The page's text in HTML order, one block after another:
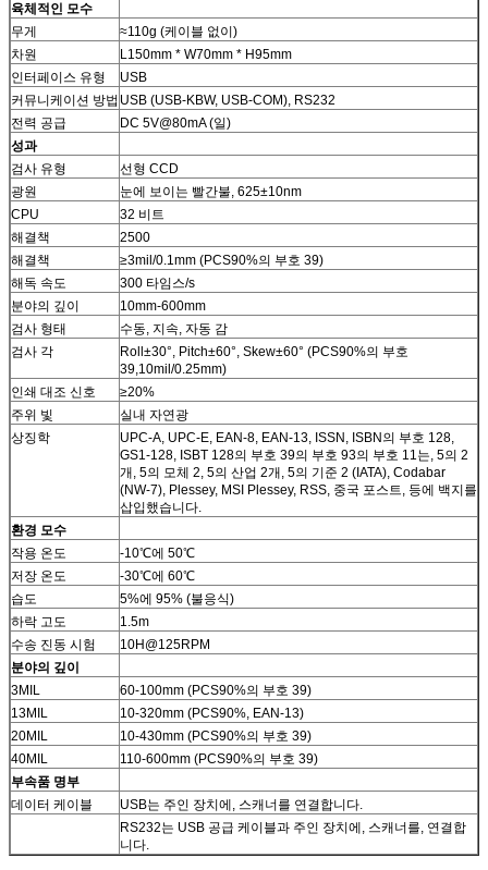
육체적인 모수
무게
≈110g (케이블 없이)
차원
L150mm * W70mm * H95mm
인터페이스 유형
USB
커뮤니케이션 방법 USB (USB-KBW, USB-COM), RS232
전력 공급
DC 5V@80mA (일)
성과
검사 유형
선형 CCD
광원
눈에 보이는 빨간불, 625±10nm
CPU
32 비트
해결책
2500
해결책
≥3mil/0.1mm (PCS90%의 부호 39)
해독 속도
300 타임스/s
분야의 깊이
10mm-600mm
검사 형태
수동, 지속, 자동 감
검사 각
Roll±30°, Pitch±60°, Skew±60° (PCS90%의 부호
39,10mil/0.25mm)
인쇄 대조 신호
≥20%
주위 빛
실내 자연광
상징학
UPC-A, UPC-E, EAN-8, EAN-13, ISSN, ISBN의 부호 128,
GS1-128, ISBT 128의 부호 39의 부호 93의 부호 11는, 5의 2
개, 5의 모체 2, 5의 산업 2개, 5의 기준 2 (IATA), Codabar
(NW-7), Plessey, MSI Plessey, RSS, 중국 포스트, 등에 백지를
삽입했습니다.
환경 모수
작용 온도
-10℃에 50℃
저장 온도
-30℃에 60℃
습도
5%에 95% (불응식)
하락 고도
1.5m
수송 진동 시험
10H@125RPM
분야의 깊이
3MIL
60-100mm (PCS90%의 부호 39)
13MIL
10-320mm (PCS90%, EAN-13)
20MIL
10-430mm (PCS90%의 부호 39)
40MIL
110-600mm (PCS90%의 부호 39)
부속품 명부
데이터 케이블
USB는 주인 장치에, 스캐너를 연결합니다.
RS232는 USB 공급 케이블과 주인 장치에, 스캐너를, 연결합
니다.